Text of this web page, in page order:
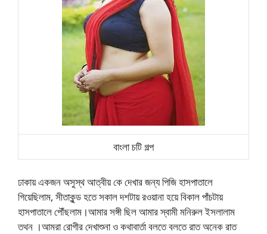
বাংলা চটি গল্প
ঢাকায় একজন অসুস্থ আত্বীয় কে দেখার জন্য পিজি হাসপাতালে
গিয়েছিলাম, সীতাকুন্ড হতে সকাল দশটায় রওয়ানা হয়ে বিকাল পাঁচটায়
হাসপাতালে পৌঁছলাম।আমার সঙ্গী ছিল আমার স্বামী মনিরুল ইসলালাম
তথন ।আমরা রোগীর দেখাশুনা ও কথাবার্তা বলতে বলতে রাত অনেক রাত